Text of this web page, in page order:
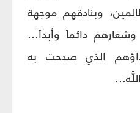
وبنادقهم موجهة
دائماً وأبداً...
الذي صدحت به